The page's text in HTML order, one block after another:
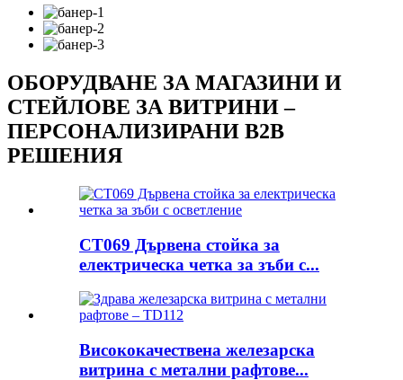
ОБОРУДВАНЕ ЗА МАГАЗИНИ И
СТЕЙЛОВЕ ЗА ВИТРИНИ –
ПЕРСОНАЛИЗИРАНИ B2B
РЕШЕНИЯ
CT069 Дървена стойка за
електрическа четка за зъби с...
Висококачествена железарска
витрина с метални рафтове...